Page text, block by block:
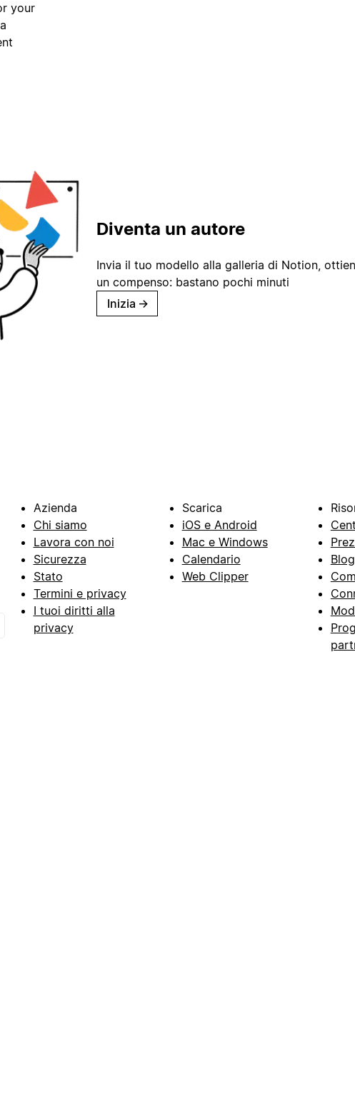
your
Diventa un autore
Invia il tuo modello alla galleria di Notion,
un compenso: bastano pochi minuti
Inizia →
Azienda
Chi siamo
Lavora con noi
Sicurezza
Stato
Termini e privacy
I tuoi diritti alla
privacy
Scarica
iOS e Android
Mac e Windows
Calendario
Web Clipper
Blog